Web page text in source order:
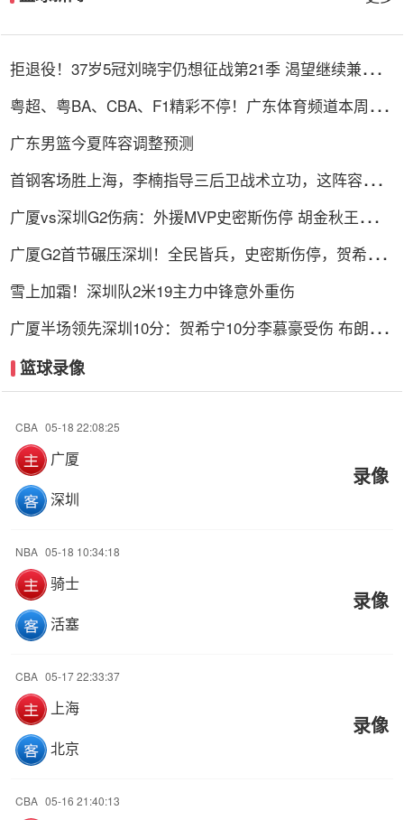
拒退役！37岁5冠刘晓宇仍想征战第21季 渴望继续兼任球
粤超、粤BA、CBA、F1精彩不停！广东体育频道本周节
广东男篮今夏阵容调整预测
首钢客场胜上海，李楠指导三后卫战术立功，这阵容比国
广厦vs深圳G2伤病：外援MVP史密斯伤停 胡金秋王浩然
广厦G2首节碾压深圳！全民皆兵，史密斯伤停，贺希宁
雪上加霜！深圳队2米19主力中锋意外重伤
广厦半场领先深圳10分：贺希宁10分李慕豪受伤 布朗约
篮球录像
CBA 05-18 22:08:25
广厦
深圳
录像
NBA 05-18 10:34:18
骑士
活塞
录像
CBA 05-17 22:33:37
上海
北京
录像
CBA 05-16 21:40:13